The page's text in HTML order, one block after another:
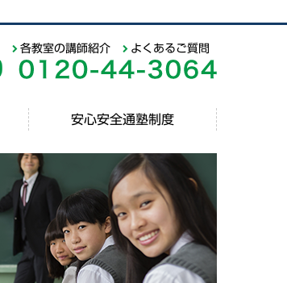
各教室の講師紹介 よくあるご質問
安心安全通塾制度